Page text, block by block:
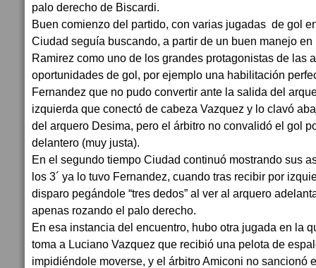
palo derecho de Biscardi.
Buen comienzo del partido, con varias jugadas de gol
Ciudad seguía buscando, a partir de un buen manejo
Ramirez como uno de los grandes protagonistas de las
oportunidades de gol, por ejemplo una habilitación
Fernandez que no pudo convertir ante la salida del
izquierda que conectó de cabeza Vazquez y lo clavó
del arquero Desima, pero el árbitro no convalidó el gol
delantero (muy justa).
En el segundo tiempo Ciudad continuó mostrando sus
los 3´ ya lo tuvo Fernandez, cuando tras recibir por
disparo pegándole “tres dedos” al ver al arquero
apenas rozando el palo derecho.
En esa instancia del encuentro, hubo otra jugada en la
toma a Luciano Vazquez que recibió una pelota de
impidiéndole moverse, y el árbitro Amiconi no sancionó